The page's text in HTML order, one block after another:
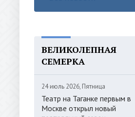
ВЕЛИКОЛЕПНАЯ
СЕМЕРКА
24 июль 2026, Пятница
Театр на Таганке первым в
Москве открыл новый